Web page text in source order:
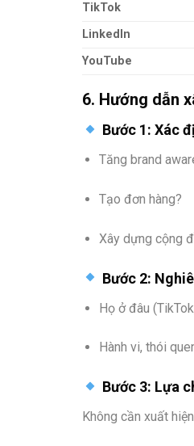
TikTok
LinkedIn
YouTube
6. Hướng dẫn
Bước 1: Xác
Tăng brand
Tạo đơn hàng?
Xây dựng cộng
Bước 2:
Họ ở đâu
Hành vi, thói
Bước 3: Lựa
Không cần xuất